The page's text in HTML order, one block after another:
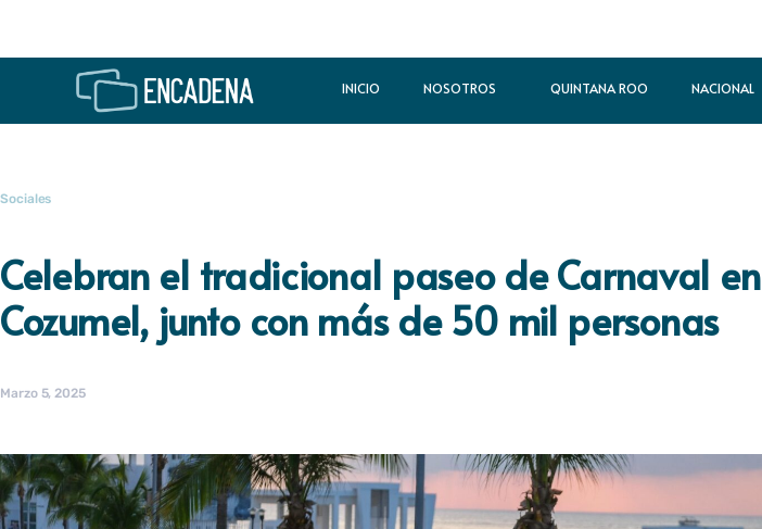
INICIO NOSOTROS QUINTANA ROO NACIONAL
Sociales
Celebran el tradicional paseo de Carnaval en
Cozumel, junto con más de 50 mil personas
Marzo 5, 2025